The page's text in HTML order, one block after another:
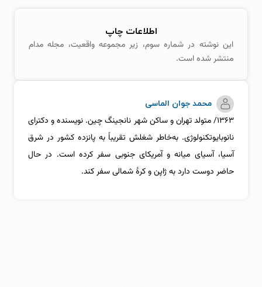
اطلاعات چاپ
این نوشته در شماره سوم، زیر مجموعه واقعیت، مجله مدام
منتشر شده است.
محمد جوان الماسی
۱۳۶۳/ متولد تهران و ساکن شهر نانجینگ چین. نویسنده و دکترای
نانوبایوتکنولوژی. به‌خاطر شغلش تقریباً به پانزده کشور در شرق
آسیا، آسیای میانه و آمریکای جنوبی سفر کرده است. در حال
حاضر دوست دارد به ژاپن و کرۀ شمالی سفر کند.